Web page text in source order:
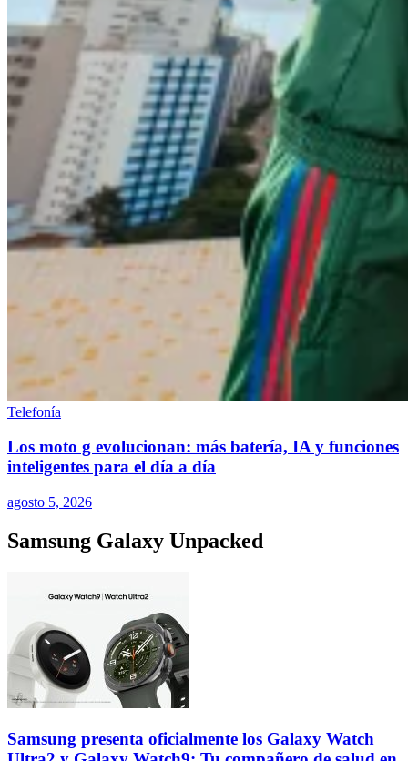
Telefonía
Los moto g evolucionan: más batería, IA y funciones
inteligentes para el día a día
agosto 5, 2026
Samsung Galaxy Unpacked
Samsung presenta oficialmente los Galaxy Watch